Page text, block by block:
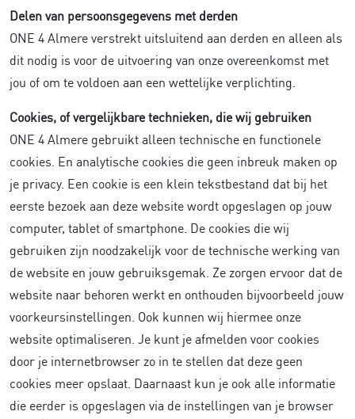
Delen van persoonsgegevens met derden
ONE 4 Almere verstrekt uitsluitend aan derden en alleen als
dit nodig is voor de uitvoering van onze overeenkomst met
jou of om te voldoen aan een wettelijke verplichting.
Cookies, of vergelijkbare technieken, die wij gebruiken
ONE 4 Almere gebruikt alleen technische en functionele
cookies. En analytische cookies die geen inbreuk maken op
je privacy. Een cookie is een klein tekstbestand dat bij het
eerste bezoek aan deze website wordt opgeslagen op jouw
computer, tablet of smartphone. De cookies die wij
gebruiken zijn noodzakelijk voor de technische werking van
de website en jouw gebruiksgemak. Ze zorgen ervoor dat de
website naar behoren werkt en onthouden bijvoorbeeld jouw
voorkeursinstellingen. Ook kunnen wij hiermee onze
website optimaliseren. Je kunt je afmelden voor cookies
door je internetbrowser zo in te stellen dat deze geen
cookies meer opslaat. Daarnaast kun je ook alle informatie
die eerder is opgeslagen via de instellingen van je browser